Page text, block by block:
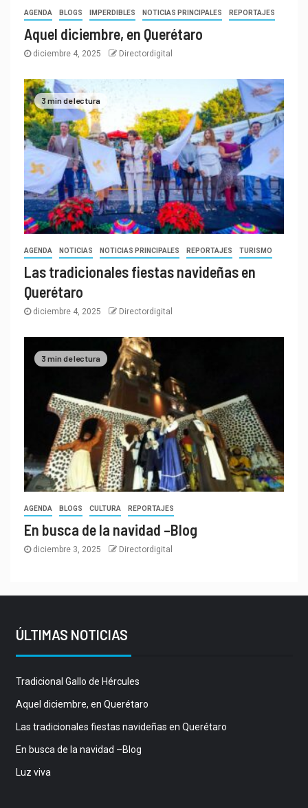
AGENDA BLOGS IMPERDIBLES NOTICIAS PRINCIPALES REPORTAJES
Aquel diciembre, en Querétaro
diciembre 4, 2025 Directordigital
3 min de lectura
AGENDA NOTICIAS NOTICIAS PRINCIPALES REPORTAJES TURISMO
Las tradicionales fiestas navideñas en
Querétaro
diciembre 4, 2025 Directordigital
3 min de lectura
AGENDA BLOGS CULTURA REPORTAJES
En busca de la navidad –Blog
diciembre 3, 2025 Directordigital
ÚLTIMAS NOTICIAS
Tradicional Gallo de Hércules
Aquel diciembre, en Querétaro
Las tradicionales fiestas navideñas en Querétaro
En busca de la navidad –Blog
Luz viva